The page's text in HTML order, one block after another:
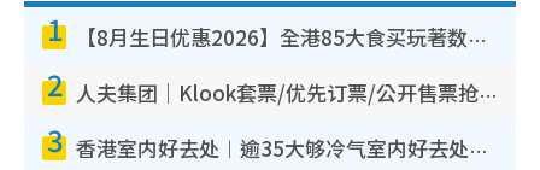
1 【8月生日优惠2026】全港85大食买玩著数攻略 自助餐/火锅放题同行免费＋诚品/DONKI送现金券
2 人夫集团｜Klook套票/优先订票/公开售票抢票攻略！附票价.购票连结.场地座位表
3 香港室内好去处︱逾35大够冷气室内好去处推荐 室内活动免费避雨无惧下雨